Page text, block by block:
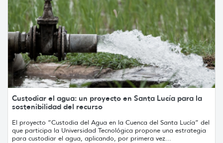
Custodiar el agua: un proyecto en Santa Lucía para la
sostenibilidad del recurso
El proyecto “Custodia del Agua en la Cuenca del Santa Lucía” del
que participa la Universidad Tecnológica propone una estrategia
para custodiar el agua, aplicando, por primera vez...